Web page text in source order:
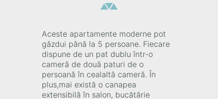
Aceste apartamente moderne pot
găzdui până la 5 persoane. Fiecare
dispune de un pat dublu într-o
cameră de două paturi de o
persoană în cealaltă cameră. În
plus,mai există o canapea
extensibilă în salon, bucătărie